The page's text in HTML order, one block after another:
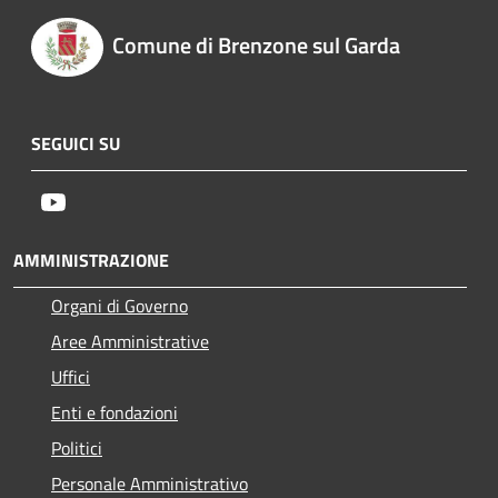
Comune di Brenzone sul Garda
SEGUICI SU
AMMINISTRAZIONE
Organi di Governo
Aree Amministrative
Uffici
Enti e fondazioni
Politici
Personale Amministrativo